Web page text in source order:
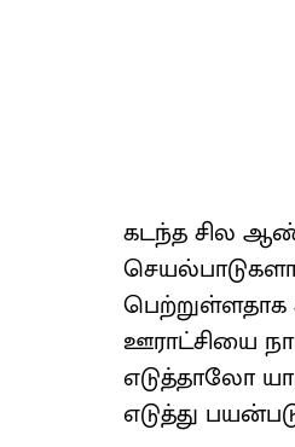
கடந்த சில
பெற்றுள்ளதாக
ஊராட்சியை
எடுத்தாலோ
எடுத்து